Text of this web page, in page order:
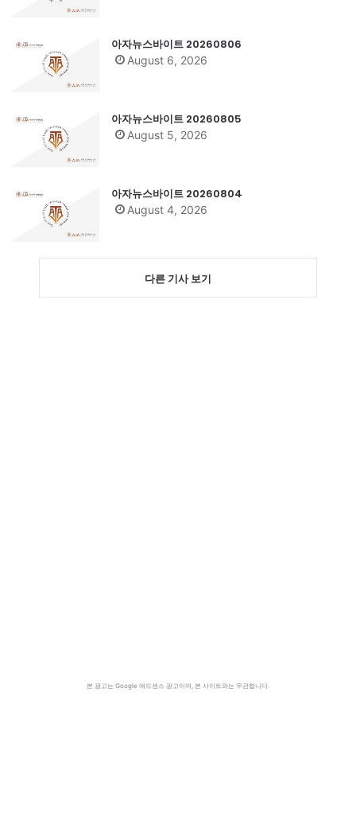
아자뉴스바이트 20260806
August 6, 2026
아자뉴스바이트 20260805
August 5, 2026
아자뉴스바이트 20260804
August 4, 2026
다른 기사 보기
본 광고는 Google 애드센스 광고이며, 본 사이트와는 무관합니다.